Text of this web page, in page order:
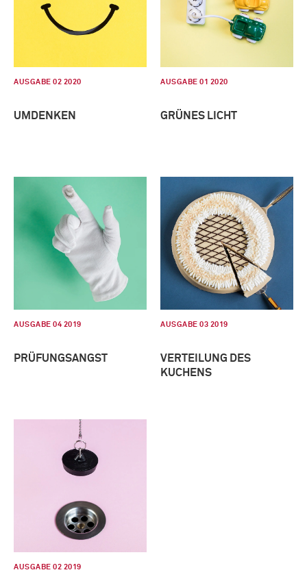
AUSGABE 02 2020
UMDENKEN
AUSGABE 01 2020
GRÜNES LICHT
AUSGABE 04 2019
PRÜFUNGSANGST
AUSGABE 03 2019
VERTEILUNG DES
KUCHENS
AUSGABE 02 2019